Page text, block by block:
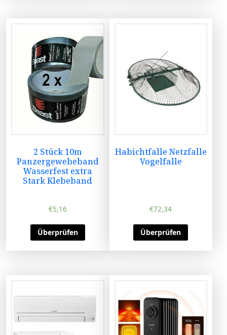
2 Stück 10m
Panzergewebeband
Wasserfest extra
Stark Klebeband
€5,16
Überprüfen
Habichtfalle Netzfalle
Vogelfalle
€72,34
Überprüfen